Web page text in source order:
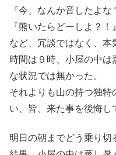
『今、なんか音したよな
『熊いたらどーしよ？！』
など、冗談ではなく、本
時間は９時、小屋の中は
な状況では無かった。
それよりも山の持つ独特
い、皆、来た事を後悔し
明日の朝までどう乗り切